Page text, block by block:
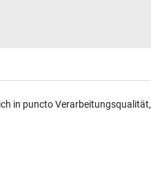
in puncto Verarbeitungsqualität,